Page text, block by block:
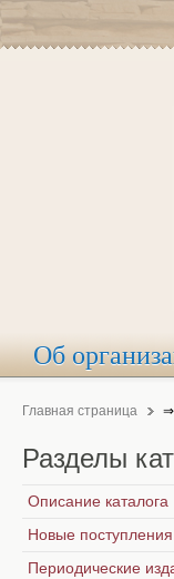
Об
Главная страница ⇒
Разделы
Описание каталога
Новые поступления
Периодические